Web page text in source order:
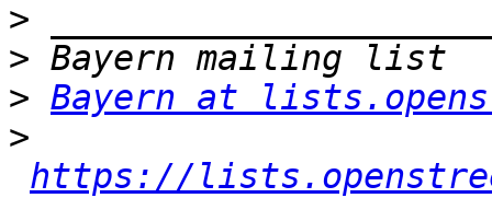
>
>
> Bayern at
>
https://